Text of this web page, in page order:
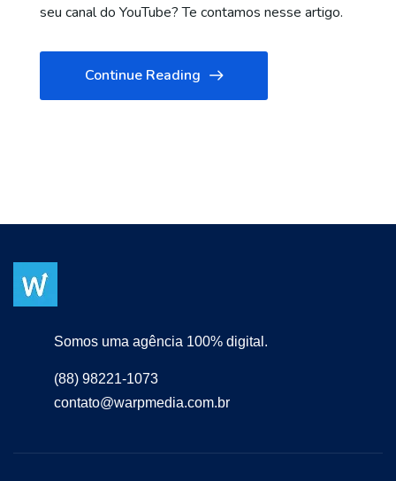
seu canal do YouTube? Te contamos nesse artigo.
Continue Reading
Somos uma agência 100% digital.
(88) 98221-1073
contato@warpmedia.com.br